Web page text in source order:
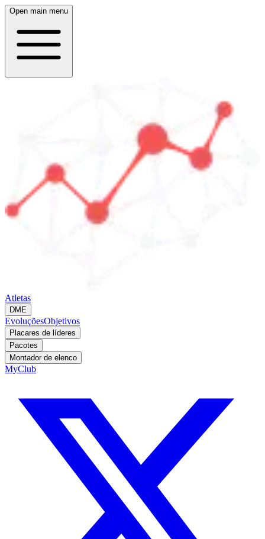
Open main menu
Atletas
DME
EvoluçõesObjetivos
Placares de líderes
Pacotes
Montador de elenco
MyClub